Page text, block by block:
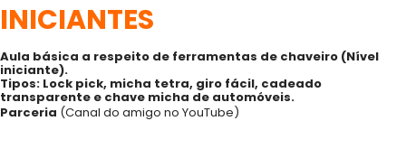
INICIANTES
Aula básica a respeito de ferramentas de chaveiro (Nível
iniciante).
Tipos: Lock pick, micha tetra, giro fácil, cadeado
transparente e chave micha de automóveis.
Parceria (Canal do amigo no YouTube)